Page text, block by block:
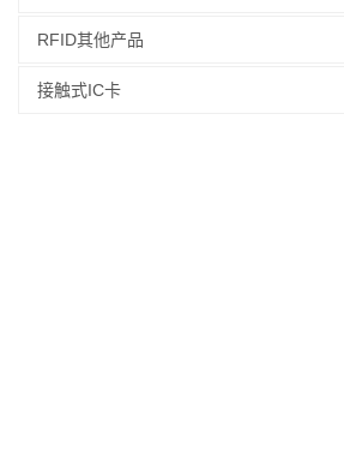
RFID其他产品
接触式IC卡